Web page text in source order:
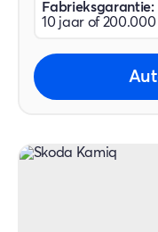
Fabrieksgarantie:
10 jaar of 200.000